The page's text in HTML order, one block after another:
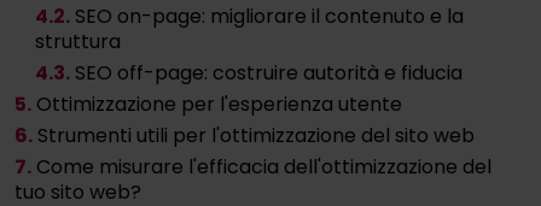
4.2. SEO on-page: migliorare il contenuto e la
struttura
4.3. SEO off-page: costruire autorità e fiducia
5. Ottimizzazione per l'esperienza utente
6. Strumenti utili per l'ottimizzazione del sito web
7. Come misurare l'efficacia dell'ottimizzazione del
tuo sito web?